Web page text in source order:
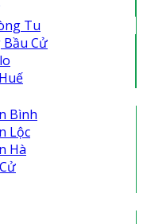
Tu
Cử
Lộc
Bình
Hà
Bình
Bùi Chu
Nhật Hồng
Bình
Lộc
Hà